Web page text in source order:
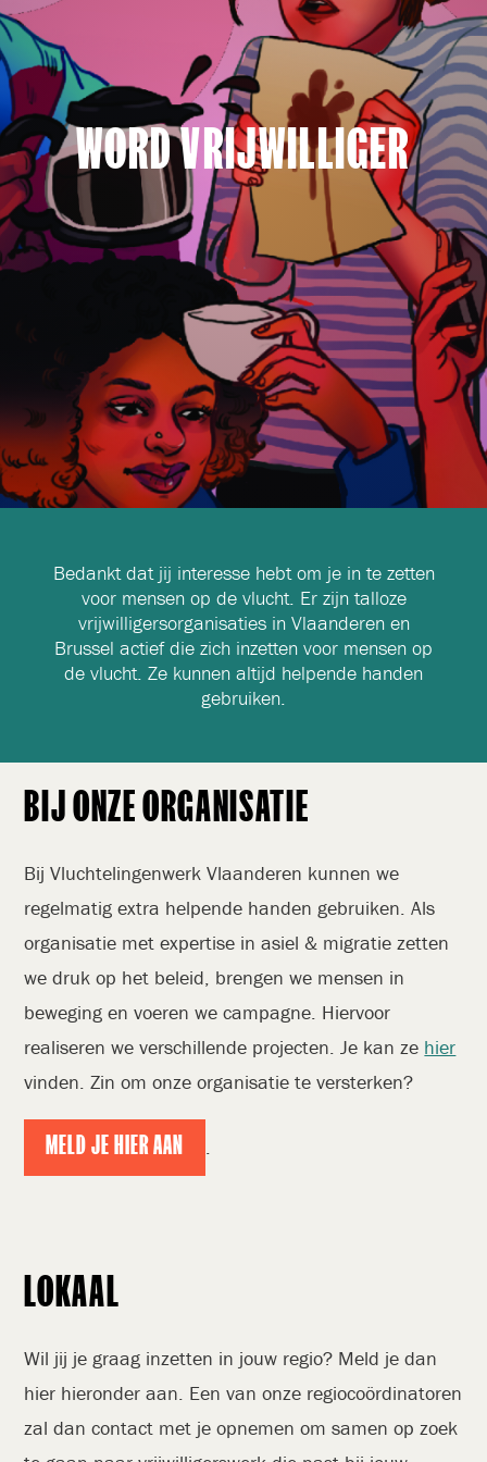
WORD VRIJWILLIGER
Bedankt dat jij interesse hebt om je in te zetten
voor mensen op de vlucht. Er zijn talloze
vrijwilligersorganisaties in Vlaanderen en
Brussel actief die zich inzetten voor mensen op
de vlucht. Ze kunnen altijd helpende handen
gebruiken.
BIJ ONZE ORGANISATIE
Bij Vluchtelingenwerk Vlaanderen kunnen we
regelmatig extra helpende handen gebruiken. Als
organisatie met expertise in asiel & migratie zetten
we druk op het beleid, brengen we mensen in
beweging en voeren we campagne. Hiervoor
realiseren we verschillende projecten. Je kan ze hier
vinden. Zin om onze organisatie te versterken?
MELD JE HIER AAN .
LOKAAL
Wil jij je graag inzetten in jouw regio? Meld je dan
hier hieronder aan. Een van onze regiocoördinatoren
zal dan contact met je opnemen om samen op zoek